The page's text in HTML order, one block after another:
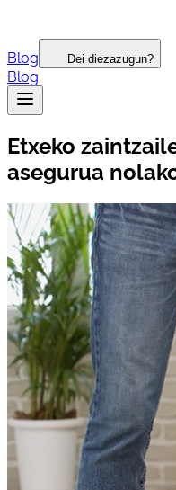
Blog Dei diezazugun?
Blog
Etxeko
asegurua